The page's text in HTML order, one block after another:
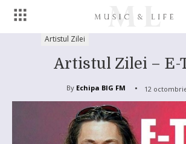
Artistul Zilei
Artistul Zilei – E-
By Echipa BIG FM 12